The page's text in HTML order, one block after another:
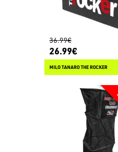
36.99€
26.99€
MILO TANARO THE ROCKER